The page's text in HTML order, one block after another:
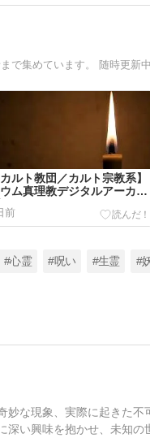
で集めています。 随時更新中
カルト教団／カルト宗教系】
ム真理教デジタルアーカイ
前
#心霊 #呪い #生霊 #
な現象、実際に起きた
い興味を抱かせ、未知